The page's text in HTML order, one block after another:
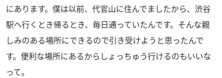
にあります。僕は以前、代官山に住んでましたから、渋谷
駅へ行くとき帰るとき、毎日通っていたんです。そんな親
しみのある場所にできるので引き受けようと思ったんで
す。便利な場所にあるからしょっちゅう行けるのもいいな
って。